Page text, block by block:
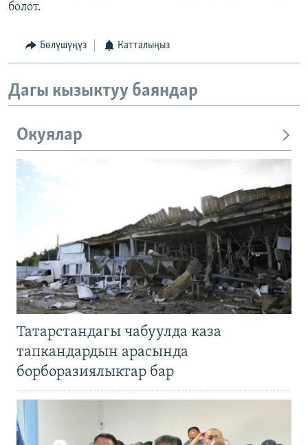
болот.
Бөлүшүңүз Катталыңыз
Дагы кызыктуу баяндар
Окуялар
Татарстандагы чабуулда каза
тапкандардын арасында
борборазиялыктар бар